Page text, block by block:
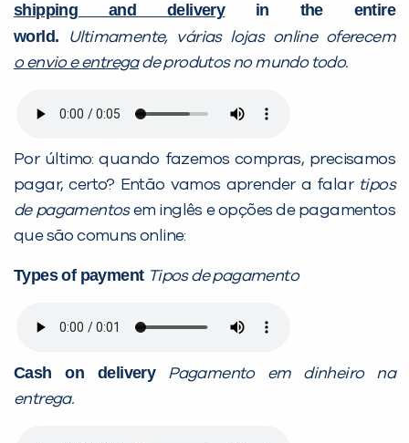
shipping and deliveryin the entire
world.
Ultimamente, várias lojas online oferecem
oenvio e entregade produtos no mundo todo.
Por último: quando fazemos compras, precisamos
pagar, certo? Então vamos aprender a falar tipos
de pagamentosem inglês e opções de pagamentos
que são comuns online:
Types of payment Tipos de pagamento
Cash on delivery
Pagamento em dinheiro na
entrega.